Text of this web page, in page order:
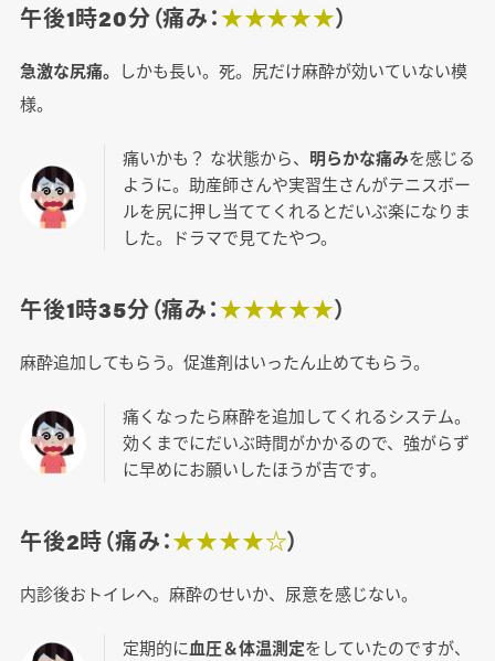
午後1時20分（痛み：★★★★★）
急激な尻痛。 しかも長い。死。尻だけ麻酔が効いていない模
様。
痛いかも？ な状態から、 明らかな痛みを感じる
ように。助産師さんや実習生さんがテニスボー
ルを尻に押し当ててくれるとだいぶ楽になりま
した。ドラマで見てたやつ。
午後1時35分（痛み：★★★★★）
麻酔追加してもらう。促進剤はいったん止めてもらう。
痛くなったら麻酔を追加してくれるシステム。
効くまでにだいぶ時間がかかるので、強がらず
に早めにお願いしたほうが吉です。
午後2時（痛み：★★★★☆）
内診後おトイレへ。麻酔のせいか、尿意を感じない。
定期的に血圧＆体温測定をしていたのですが、